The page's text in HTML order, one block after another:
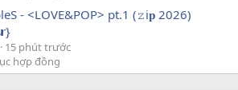
- <LOVE&POP> pt.1 (𝚣i𝐩 2026)
15 phút trước
hợp đồng